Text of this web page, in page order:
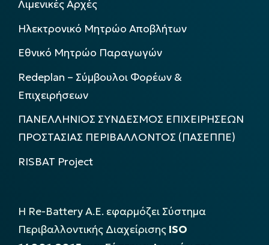
Λιμενικές Αρχές
Ηλεκτρονικό Μητρώο Αποβλήτων
Εθνικό Μητρώο Παραγωγών
Redeplan – Σύμβουλοι Φορέων &
Επιχειρήσεων
ΠΑΝΕΛΛΗΝΙΟΣ ΣΥΝΔΕΣΜΟΣ ΕΠΙΧΕΙΡΗΣΕΩΝ
ΠΡΟΣΤΑΣΙΑΣ ΠΕΡΙΒΑΛΛΟΝΤΟΣ (ΠΑΣΕΠΠΕ)
RISBAT Project
Η Re-Battery Α.Ε. εφαρμόζει Σύστημα
Περιβαλλοντικής Διαχείρισης ISO